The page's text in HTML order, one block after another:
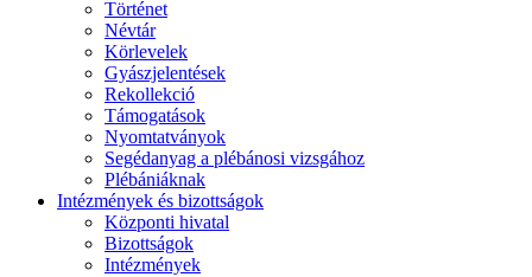
Történet
Névtár
Körlevelek
Gyászjelentések
Rekollekció
Támogatások
Nyomtatványok
Segédanyag a plébánosi vizsgához
Plébániáknak
Intézmények és bizottságok
Központi hivatal
Bizottságok
Intézmények